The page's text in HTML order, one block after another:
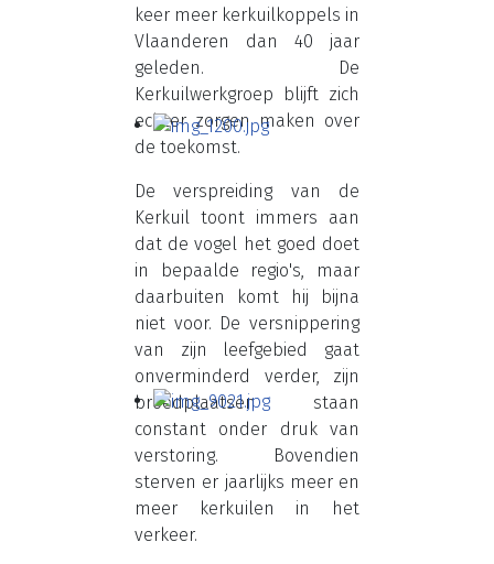
keer meer kerkuilkoppels in
Vlaanderen dan 40 jaar
geleden. De
Kerkuilwerkgroep blijft zich
echter zorgen maken over
de toekomst.
De verspreiding van de
Kerkuil toont immers aan
dat de vogel het goed doet
in bepaalde regio's, maar
daarbuiten komt hij bijna
niet voor. De versnippering
van zijn leefgebied gaat
onverminderd verder, zijn
broedplaatsen staan
constant onder druk van
verstoring. Bovendien
sterven er jaarlijks meer en
meer kerkuilen in het
verkeer.